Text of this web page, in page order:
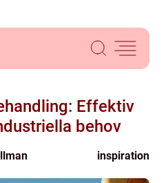
Effektiv
behov
inspiration